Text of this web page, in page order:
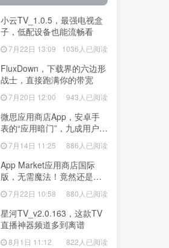
小云TV_1.0.5，最强电视盒
子，低配设备也能流畅看
7月22日 13:09 1036人已阅读
FluxDown，下载界的六边形
战士，直接跑满你的带宽
7月20日 12:00 943人已阅读
微思应用商店App，安卓手
表的“应用暗门”，九成用户还
没发现
7月14日 11:25 886人已阅读
App Market应用商店国际
版，无需魔法！竟然还是大
厂出品？
7月22日 10:58 880人已阅读
星河TV_v2.0.163，这款TV
直播神器频道多到离谱
8月1日 11:12 822人已阅读